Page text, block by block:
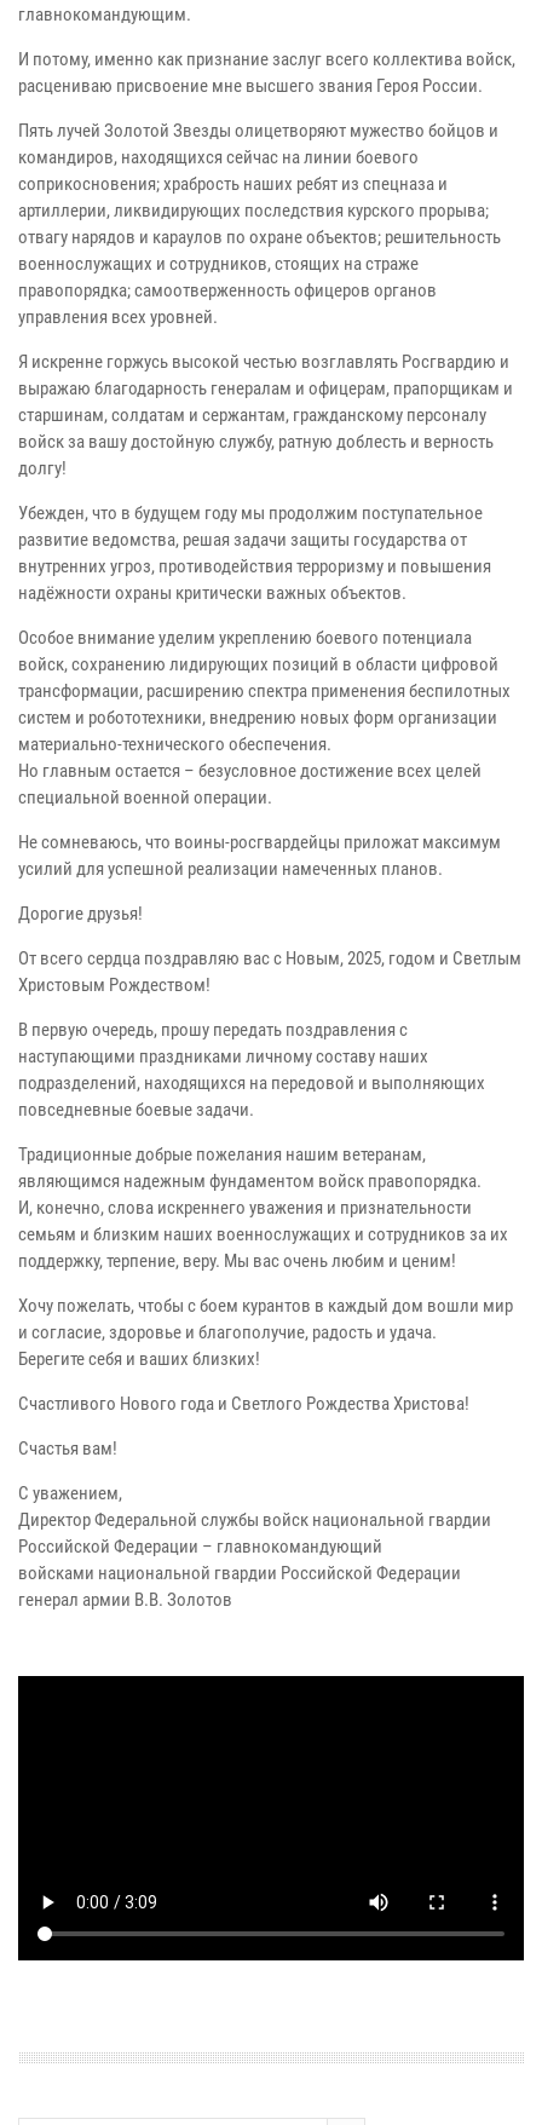
главнокомандующим.
И потому, именно как признание заслуг всего коллектива войск,
расцениваю присвоение мне высшего звания Героя России.
Пять лучей Золотой Звезды олицетворяют мужество бойцов и
командиров, находящихся сейчас на линии боевого
соприкосновения; храбрость наших ребят из спецназа и
артиллерии, ликвидирующих последствия курского прорыва;
отвагу нарядов и караулов по охране объектов; решительность
военнослужащих и сотрудников, стоящих на страже
правопорядка; самоотверженность офицеров органов
управления всех уровней.
Я искренне горжусь высокой честью возглавлять Росгвардию и
выражаю благодарность генералам и офицерам, прапорщикам и
старшинам, солдатам и сержантам, гражданскому персоналу
войск за вашу достойную службу, ратную доблесть и верность
долгу!
Убежден, что в будущем году мы продолжим поступательное
развитие ведомства, решая задачи защиты государства от
внутренних угроз, противодействия терроризму и повышения
надёжности охраны критически важных объектов.
Особое внимание уделим укреплению боевого потенциала
войск, сохранению лидирующих позиций в области цифровой
трансформации, расширению спектра применения беспилотных
систем и робототехники, внедрению новых форм организации
материально-технического обеспечения.
Но главным остается – безусловное достижение всех целей
специальной военной операции.
Не сомневаюсь, что воины-росгвардейцы приложат максимум
усилий для успешной реализации намеченных планов.
Дорогие друзья!
От всего сердца поздравляю вас с Новым, 2025, годом и Светлым
Христовым Рождеством!
В первую очередь, прошу передать поздравления с
наступающими праздниками личному составу наших
подразделений, находящихся на передовой и выполняющих
повседневные боевые задачи.
Традиционные добрые пожелания нашим ветеранам,
являющимся надежным фундаментом войск правопорядка.
И, конечно, слова искреннего уважения и признательности
семьям и близким наших военнослужащих и сотрудников за их
поддержку, терпение, веру. Мы вас очень любим и ценим!
Хочу пожелать, чтобы с боем курантов в каждый дом вошли мир
и согласие, здоровье и благополучие, радость и удача.
Берегите себя и ваших близких!
Счастливого Нового года и Светлого Рождества Христова!
Счастья вам!
С уважением,
Директор Федеральной службы войск национальной гвардии
Российской Федерации – главнокомандующий
войсками национальной гвардии Российской Федерации
генерал армии В.В. Золотов